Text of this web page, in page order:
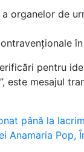
a organelor de
pentru
este mesajul
până la
Anamaria Pop,